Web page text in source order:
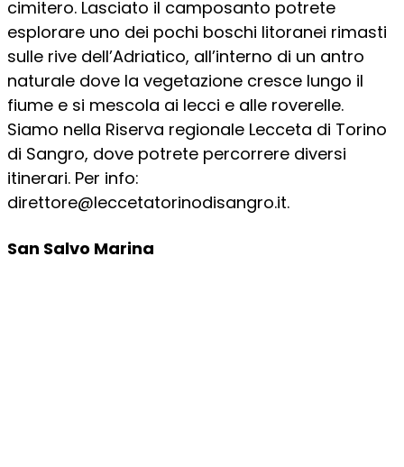
cimitero. Lasciato il camposanto potrete
esplorare uno dei pochi boschi litoranei rimasti
sulle rive dell’Adriatico, all’interno di un antro
naturale dove la vegetazione cresce lungo il
fiume e si mescola ai lecci e alle roverelle.
Siamo nella Riserva regionale Lecceta di Torino
di Sangro, dove potrete percorrere diversi
itinerari. Per info:
direttore@leccetatorinodisangro.it.
San Salvo Marina